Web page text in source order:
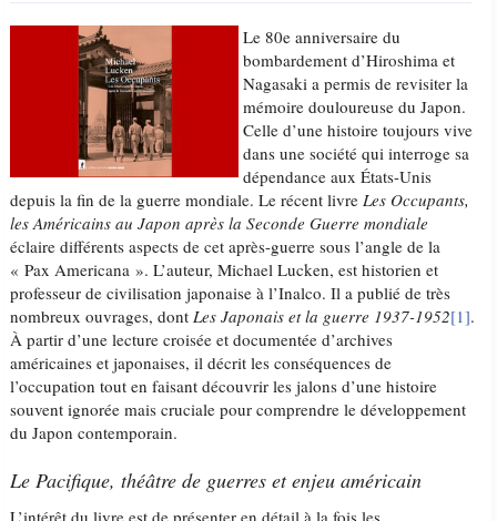
Le 80e anniversaire du
bombardement d’Hiroshima et
Nagasaki a permis de revisiter la
mémoire douloureuse du Japon.
Celle d’une histoire toujours vive
dans une société qui interroge sa
dépendance aux États-Unis
depuis la fin de la guerre mondiale. Le récent livreLes Occupants,
les Américains au Japon après la Seconde Guerre mondiale
éclaire différents aspects de cet après-guerre sous l’angle de la
« Pax Americana ». L’auteur, Michael Lucken, est historien et
professeur de civilisation japonaise à l’Inalco. Il a publié de très
nombreux ouvrages, dontLes Japonais et la guerre 1937-1952[1].
À partir d’une lecture croisée et documentée d’archives
américaines et japonaises, il décrit les conséquences de
l’occupation tout en faisant découvrir les jalons d’une histoire
souvent ignorée mais cruciale pour comprendre le développement
du Japon contemporain.
Le Pacifique, théâtre de guerres et enjeu américain
L’intérêt du livre est de présenter en détail à la fois les